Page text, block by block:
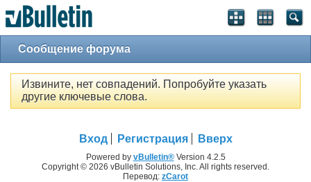
Сообщение форума
Извините, нет совпадений. Попробуйте указать
другие ключевые слова.
Вход Регистрация Вверх
Powered by vBulletin®Version 4.2.5
Copyright © 2026 vBulletin Solutions, Inc. All rights reserved.
Перевод: zCarot